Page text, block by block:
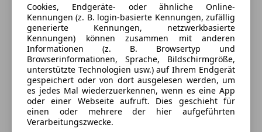
Einparkhilfe
Einparkhilfe Rückfahrkamera
Elektrische Fensterheber
Getönte Scheiben
Klimaanlage
Standheizung
Tempomat
Unterhaltung/Media
Farbe und Innenausstattung
Außenfarbe
Weiß
Lackierung
Andere
Innenausstattung
Stoff
Fahrzeugbeschreibung
Cookies, Endgeräte- oder ähnliche Online-
Kennungen (z. B. login-basierte Kennungen, zufällig
generierte Kennungen, netzwerkbasierte
Kennungen) können zusammen mit anderen
Informationen (z. B. Browsertyp und
Browserinformationen, Sprache, Bildschirmgröße,
unterstützte Technologien usw.) auf Ihrem Endgerät
gespeichert oder von dort ausgelesen werden, um
es jedes Mal wiederzuerkennen, wenn es eine App
oder einer Webseite aufruft. Dies geschieht für
einen oder mehrere der hier aufgeführten
Verarbeitungszwecke.